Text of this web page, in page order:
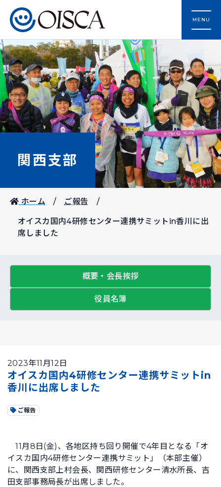
MENU
関西支部
ホーム ご報告
オイスカ国内4研修センター連携サミットin香川に出
席しました
概要・会長挨拶
役員名簿
2023年11月12日
オイスカ国内4研修センター連携サミットin
香川に出席しました
ご報告
11月8日(金)、各地区持ち回り開催で4年目となる「オ
イスカ国内4研修センター連携サミット」（本部主催）
に、関西支部上村会長、関西研修センター清水所長、吉
田支部事務局長が出席しました。